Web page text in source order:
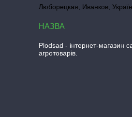
Люборецкая, Иванков,
Plodsad - інтернет-магазин
агротоварів.